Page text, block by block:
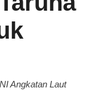
Angkatan Laut